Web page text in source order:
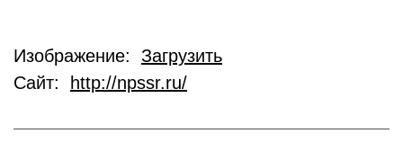
Изображение: Загрузить
Сайт:
http://npssr.ru/